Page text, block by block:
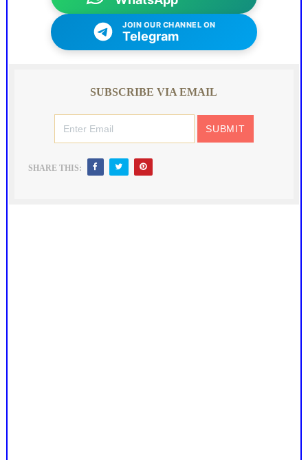
JOIN OUR CHANNEL ON
Telegram
SUBSCRIBE VIA EMAIL
SHARE THIS: